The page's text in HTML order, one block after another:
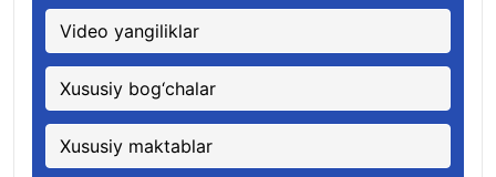
Video yangiliklar
Xususiy bog‘chalar
Xususiy maktablar